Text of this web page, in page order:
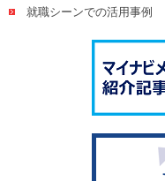
就職シーンでの活用事例